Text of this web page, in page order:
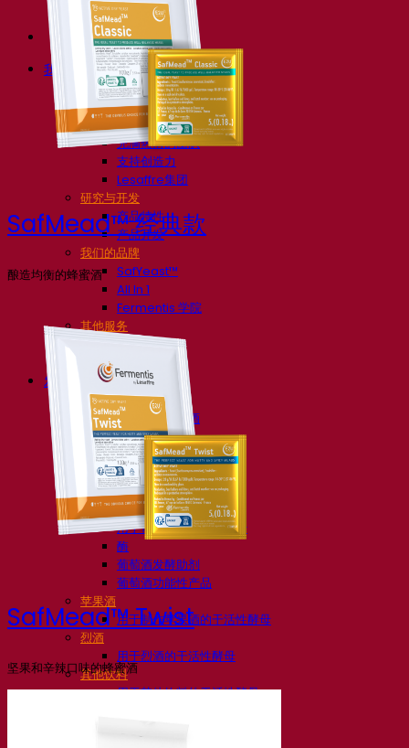
我们的公司
关于我们
发酵专家
Fermentis 园区
充满热情的团队
支持创造力
Lesaffre集团
研究与开发
产品特性
产品开发
我们的品牌
SafYeast™
All In 1
Fermentis 学院
其他服务
酒水饮料品鉴
发酵解决方案
啤酒
活性干酵母啤酒
细菌
发酵助剂啤酒
啤酒功能性产品
啤酒风格
葡萄酒
用于葡萄酒的干活性酵母
酶
葡萄酒发酵助剂
葡萄酒功能性产品
苹果酒
用于制作苹果酒的干活性酵母
烈酒
用于烈酒的干活性酵母
其他饮料
用于其他饮料的干活性酵母
SafMead™ 经典款
酿造均衡的蜂蜜酒
SafMead™ Twist
坚果和辛辣口味的蜂蜜酒